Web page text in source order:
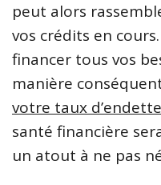
peut alors
vos crédits en
financer tous vos
manière
votre taux
santé financière
un atout à ne pas